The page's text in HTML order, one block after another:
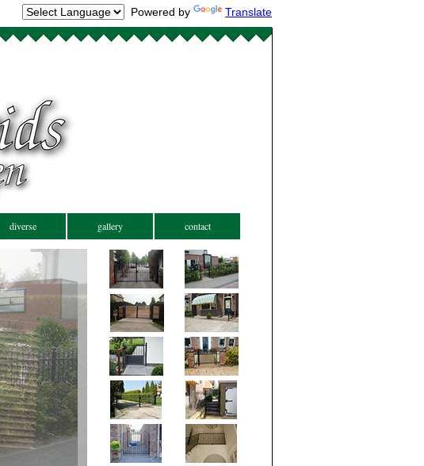
Powered by Translate
diverse gallery contact